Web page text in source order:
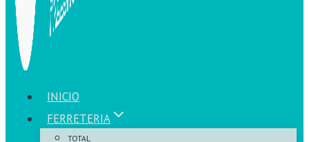
INICIO
FERRETERIA
TOTAL